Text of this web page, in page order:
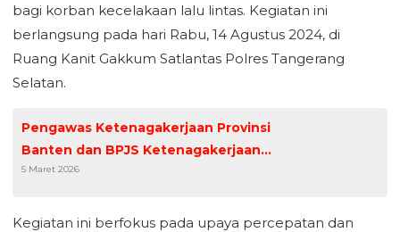
bagi korban kecelakaan lalu lintas. Kegiatan ini
berlangsung pada hari Rabu, 14 Agustus 2024, di
Ruang Kanit Gakkum Satlantas Polres Tangerang
Selatan.
Pengawas Ketenagakerjaan Provinsi
Banten dan BPJS Ketenagakerjaan
Perkuat Kolaborasi Tingkatkan
5 Maret 2026
Kegiatan ini berfokus pada upaya percepatan dan